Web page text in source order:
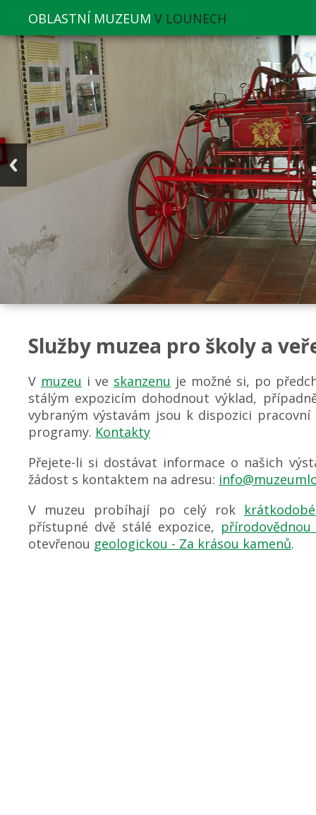
OBLASTNÍ MUZEUM V LOUNECH
Služby muzea pro školy a
V muzeu i ve skanzenu je možné si, po
stálým expozicím dohodnout výklad,
vybraným výstavám jsou k dispozici
programy. Kontakty
Přejete-li si dostávat informace o našich
žádost s kontaktem na adresu:
V muzeu probíhají po celý rok
přístupné dvě stálé expozice,
otevřenou geologickou - Za krásou kamenů.